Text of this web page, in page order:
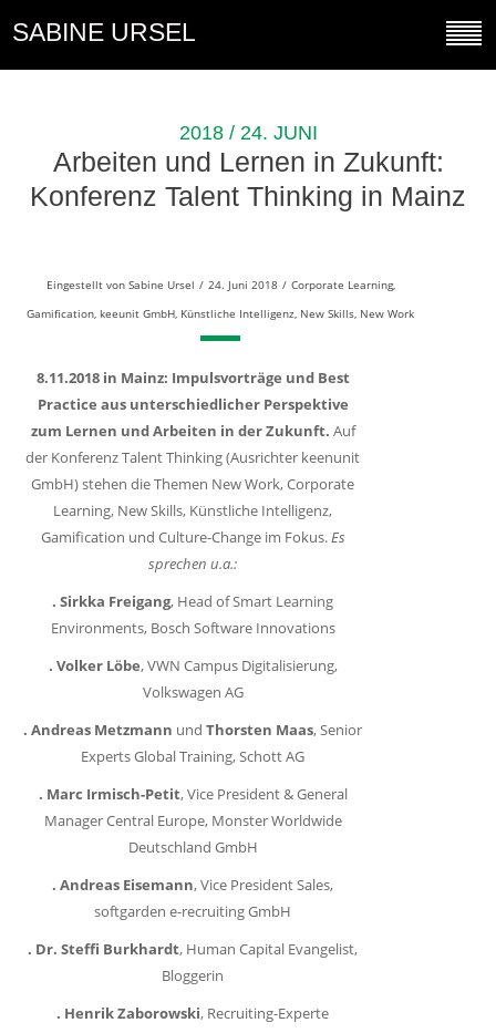
SABINE URSEL
2018 / 24. JUNI
Arbeiten und Lernen in Zukunft:
Konferenz Talent Thinking in Mainz
Eingestellt von Sabine Ursel / 24. Juni 2018 / Corporate Learning,
Gamification, keeunit GmbH, Künstliche Intelligenz, New Skills, New Work
8.11.2018 in Mainz: Impulsvorträge und Best
Practice aus unterschiedlicher Perspektive
zum Lernen und Arbeiten in der Zukunft. Auf
der Konferenz Talent Thinking (Ausrichter keenunit
GmbH) stehen die Themen New Work, Corporate
Learning, New Skills, Künstliche Intelligenz,
Gamification und Culture-Change im Fokus.Es
sprechen u.a.:
. Sirkka Freigang, Head of Smart Learning
Environments, Bosch Software Innovations
. Volker Löbe, VWN Campus Digitalisierung,
Volkswagen AG
. Andreas Metzmann und Thorsten Maas, Senior
Experts Global Training, Schott AG
. Marc Irmisch-Petit, Vice President & General
Manager Central Europe, Monster Worldwide
Deutschland GmbH
. Andreas Eisemann, Vice President Sales,
softgarden e-recruiting GmbH
. Dr. Steffi Burkhardt, Human Capital Evangelist,
Bloggerin
. Henrik Zaborowski, Recruiting-Experte